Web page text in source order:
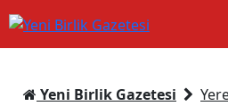
Yeni Birlik Gazetesi